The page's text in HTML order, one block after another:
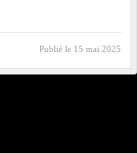
Publié le 15 mai 2025